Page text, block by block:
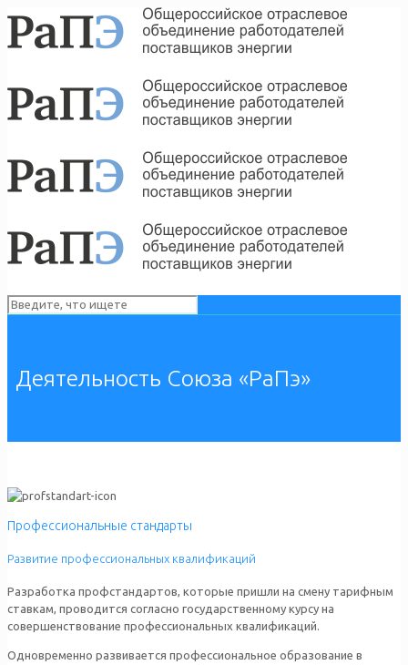
Деятельность Союза «РаПэ»
Профессиональные стандарты
Развитие профессиональных квалификаций
Разработка профстандартов, которые пришли на смену тарифным
ставкам, проводится согласно государственному курсу на
совершенствование профессиональных квалификаций.
Одновременно развивается профессиональное образование в